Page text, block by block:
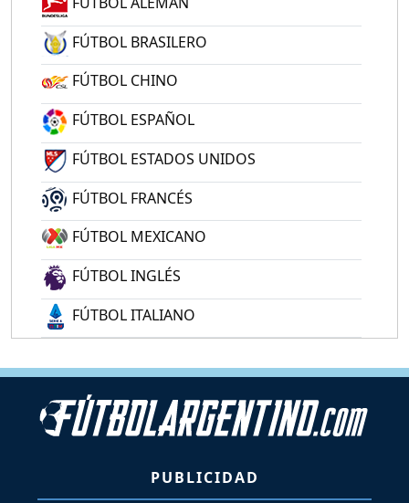
FÚTBOL BRASILERO
FÚTBOL CHINO
FÚTBOL ESPAÑOL
FÚTBOL ESTADOS UNIDOS
FÚTBOL FRANCÉS
FÚTBOL MEXICANO
FÚTBOL INGLÉS
FÚTBOL ITALIANO
PUBLICIDAD